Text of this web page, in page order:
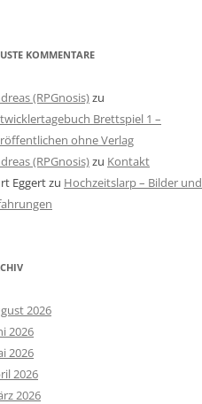
KOMMENTARE
(RPGnosis)zu
Brettspiel 1 –
ohne Verlag
(RPGnosis)zu Kontakt
Eggertzu Hochzeitslarp – Bilder und
2026
2026
2026
2026
2026